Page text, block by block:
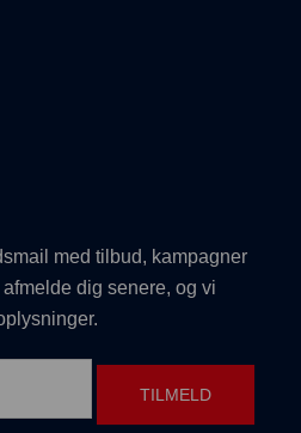
med tilbud, kampagner
dig senere, og vi
TILMELD